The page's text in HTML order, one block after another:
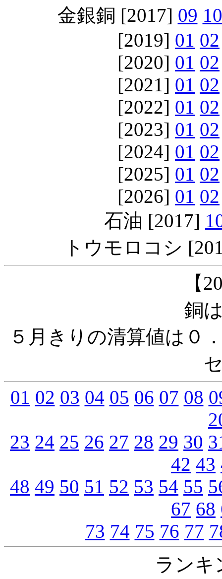
金銀銅 [2017] 09 10
[2019] 01 02
[2020] 01 02
[2021] 01 02
[2022] 01 02
[2023] 01 02
[2024] 01 02
[2025] 01 02
[2026] 01 02
石油 [2017]
トウモロコシ
【
銅は
５月きりの清算値は０
01 02 03 04 05 06 07 08
23 24 25 26 27 28 29 30
42 43
48 49 50 51 52 53 54 55
67 68
73 74 75 76 77
ランキ